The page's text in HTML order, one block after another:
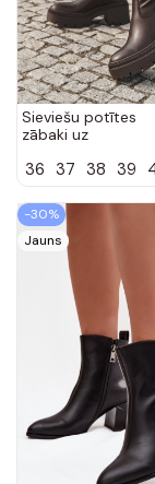
Sieviešu potītes
zābaki uz
papēžiem un
mākslīgā ādā
Elvianne
36 37 38 39
-30%
Jauns